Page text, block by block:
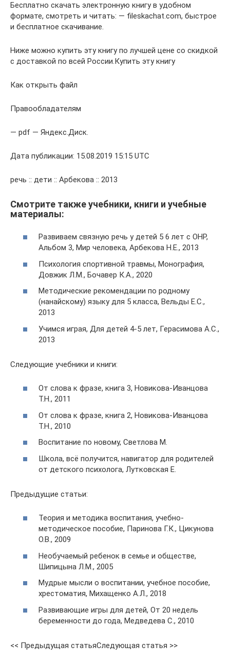
Бесплатно скачать электронную книгу в удобном
формате, смотреть и читать: — fileskachat.com, быстрое
и бесплатное скачивание.
Ниже можно купить эту книгу по лучшей цене со скидкой
с доставкой по всей России.Купить эту книгу
Как открыть файл
Правообладателям
— pdf — Яндекс.Диск.
Дата публикации: 15.08.2019 15:15 UTC
речь :: дети :: Арбекова :: 2013
Смотрите также учебники, книги и учебные
материалы:
Развиваем связную речь у детей 5 6 лет с ОНР,
Альбом 3, Мир человека, Арбекова Н.Е., 2013
Психология спортивной травмы, Монография,
Довжик Л.М., Бочавер К.А., 2020
Методические рекомендации по родному
(нанайскому) языку для 5 класса, Вельды Е.С.,
2013
Учимся играя, Для детей 4-5 лет, Герасимова А.С.,
2013
Следующие учебники и книги:
От слова к фразе, книга 3, Новикова-Иванцова
Т.Н., 2011
От слова к фразе, книга 2, Новикова-Иванцова
Т.Н., 2010
Воспитание по новому, Светлова М.
Школа, всё получится, навигатор для родителей
от детского психолога, Лутковская Е.
Предыдущие статьи:
Теория и методика воспитания, учебно-
методическое пособие, Паринова Г.К., Цикунова
О.В., 2009
Необучаемый ребенок в семье и обществе,
Шипицына Л.М., 2005
Мудрые мысли о воспитании, учебное пособие,
хрестоматия, Михащенко А.Л., 2018
Развивающие игры для детей, От 20 недель
беременности до года, Медведева С., 2010
<< Предыдущая статьяСледующая статья >>